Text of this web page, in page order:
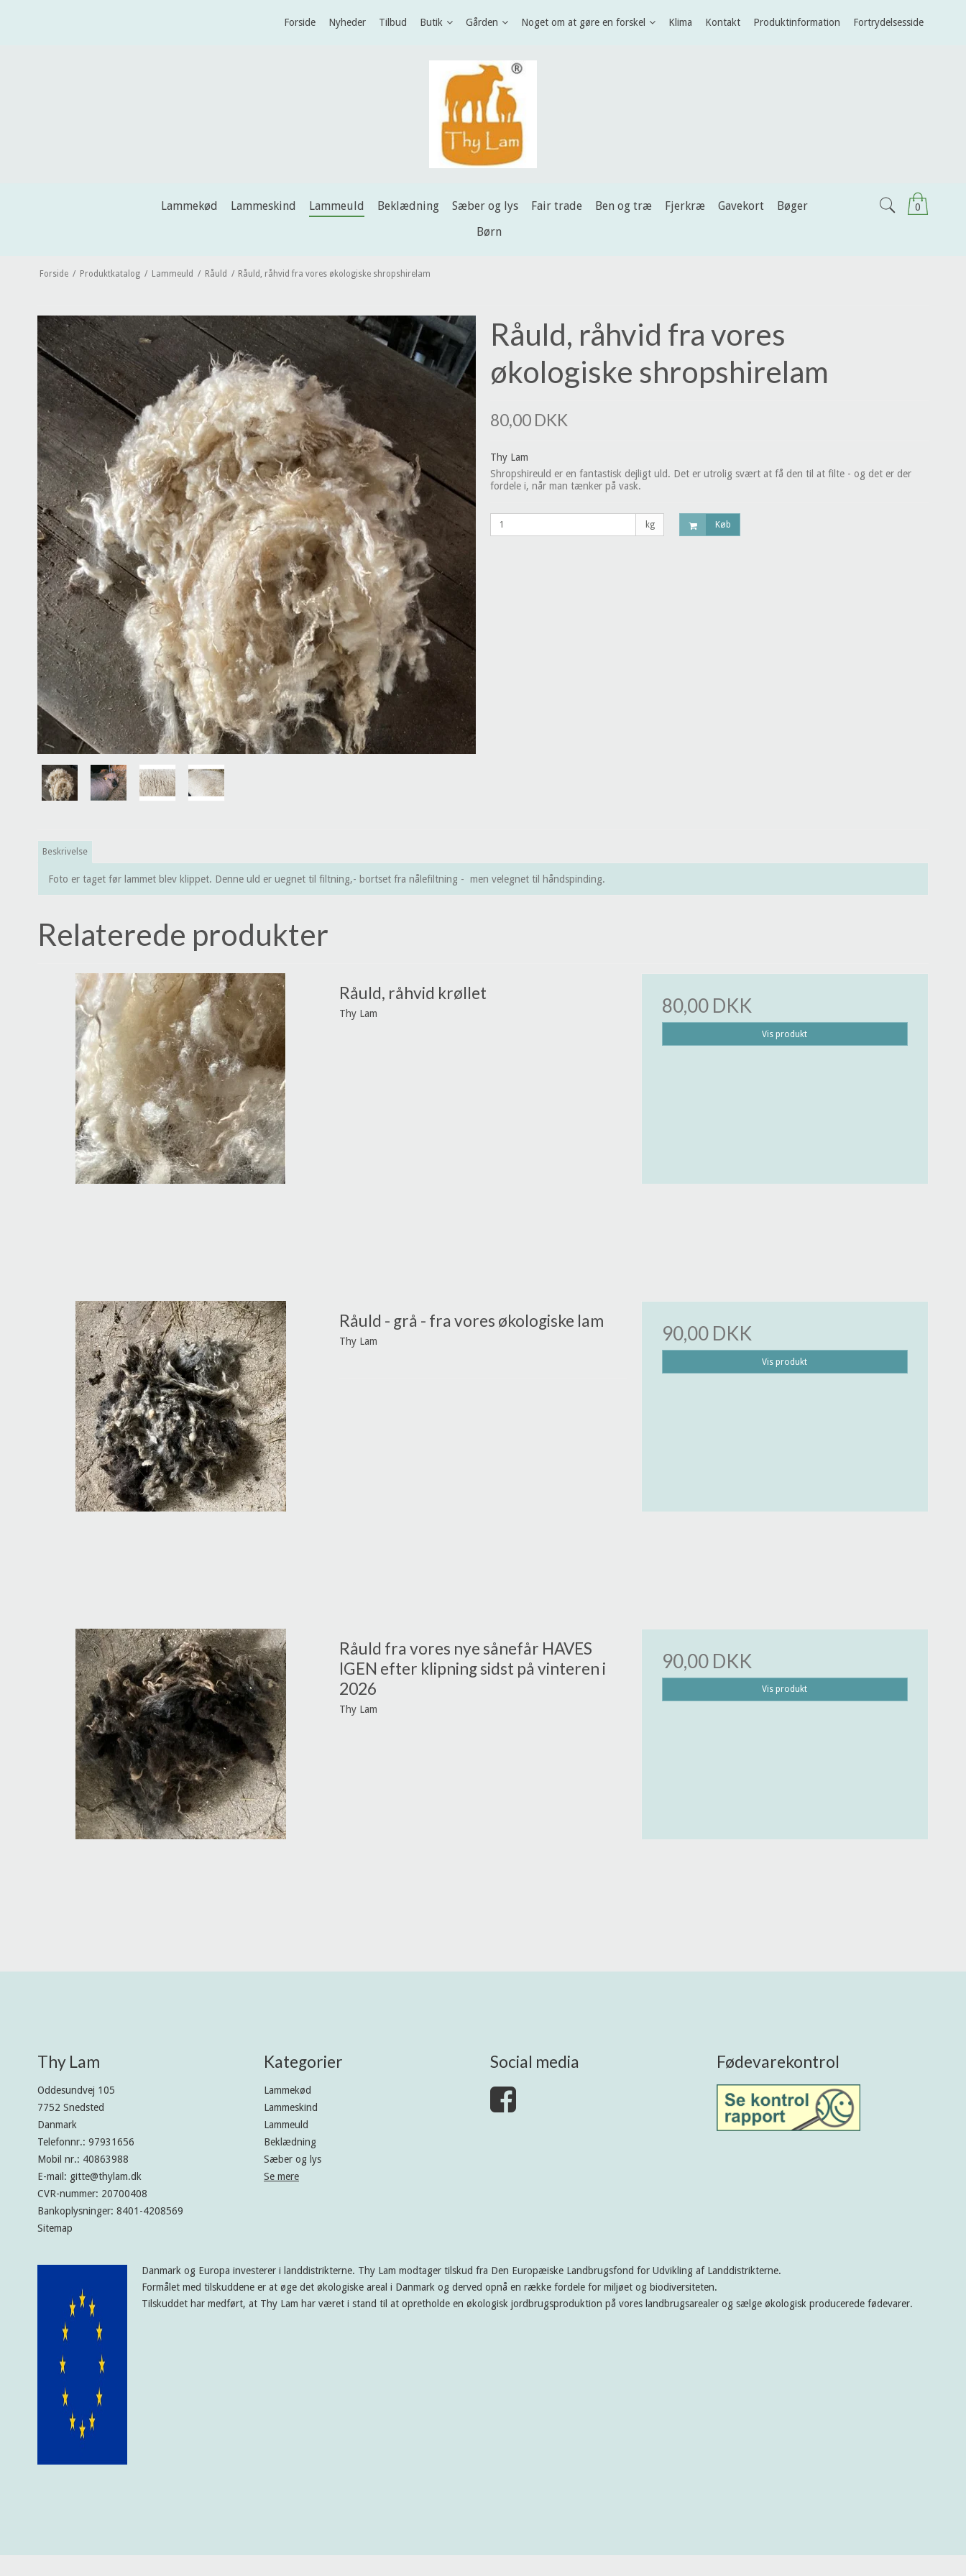
Forside Nyheder Tilbud Butik Gården Noget om at gøre en forskel Klima Kontakt Produktinformation Fortrydelsesside
0
Lammekød Lammeskind Lammeuld Beklædning Sæber og lys Fair trade Ben og træ Fjerkræ Gavekort
Bøger
Børn
Forside / Produktkatalog / Lammeuld / Råuld / Råuld, råhvid fra vores økologiske shropshirelam
Råuld, råhvid fra vores
økologiske shropshirelam
80,00 DKK
Thy Lam
Shropshireuld er en fantastisk dejligt uld. Det er utrolig svært at få den til at filte - og det er der
fordele i, når man tænker på vask.
kg Køb
Beskrivelse
Foto er taget før lammet blev klippet. Denne uld er uegnet til filtning,- bortset fra nålefiltning - men velegnet til håndspinding.
Relaterede produkter
Råuld, råhvid krøllet
Thy Lam 80,00 DKK
Vis produkt
Råuld - grå - fra vores økologiske lam
Thy Lam 90,00 DKK
Vis produkt
Råuld fra vores nye sånefår HAVES
IGEN efter klipning sidst på vinteren i
2026
Thy Lam
90,00 DKK
Vis produkt
Thy Lam
Oddesundvej 105
7752 Snedsted
Danmark
Telefonnr.: 97931656
Mobil nr.: 40863988
E-mail : gitte@thylam.dk
CVR-nummer: 20700408
Bankoplysninger: 8401-4208569
Sitemap
Kategorier
Lammekød
Lammeskind
Lammeuld
Beklædning
Sæber og lys
Se mere
Social media Fødevarekontrol
Danmark og Europa investerer i landdistrikterne. Thy Lam modtager tilskud fra Den Europæiske Landbrugsfond for Udvikling af Landdistrikterne.
Formålet med tilskuddene er at øge det økologiske areal i Danmark og derved opnå en række fordele for miljøet og biodiversiteten.
Tilskuddet har medført, at Thy Lam har været i stand til at opretholde en økologisk jordbrugsproduktion på vores landbrugsarealer og sælge økologisk producerede fødevarer.